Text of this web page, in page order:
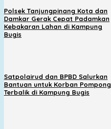
Polsek Tanjungpinang Kota dan
Damkar Gerak Cepat Padamkan
Kebakaran Lahan di Kampung
Bugis
Satpolairud dan BPBD Salurkan
Bantuan untuk Korban Pompong
Terbalik di Kampung Bugis